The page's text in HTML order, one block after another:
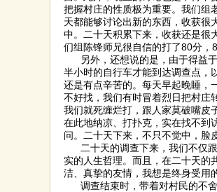
把握村庄的性质极为重要。我们组
天都能够讨论出新的东西，收获很
中。二十天积累下来，收获还是很
们组陈锋师兄很自信的打了80分
另外，还想说的是，由于得益于
半小时的自行车才能到达调查点，
还是有点辛苦的。每天早起晚睡，
不好找，我们有时冒着烈日把村庄
我们就死缠烂打，跟人家莫破嘴皮
在此地纳凉、打扑克，实在找不到
问。二十天下来，不只不觉中，脸
二十天的调查下来，我们不仅跟
实的人生哲理。而且，在二十天的
洁、真挚的友情，我想是终身受用
调查结束时，带着对村民的不舍